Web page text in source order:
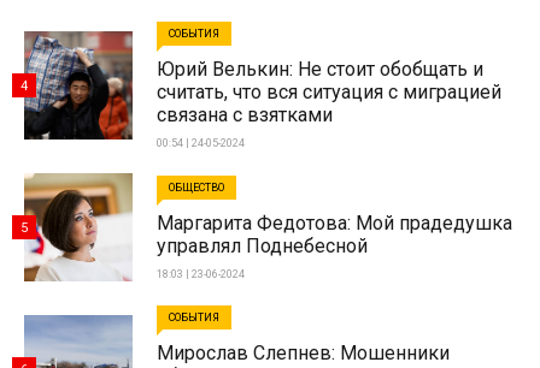
СОБЫТИЯ
Юрий Велькин: Не стоит обобщать и
считать, что вся ситуация с миграцией
связана с взятками
00:54 | 24-05-2024
4
ОБЩЕСТВО
Маргарита Федотова: Мой прадедушка
управлял Поднебесной
18:03 | 23-06-2024
5
СОБЫТИЯ
Мирослав Слепнев: Мошенники